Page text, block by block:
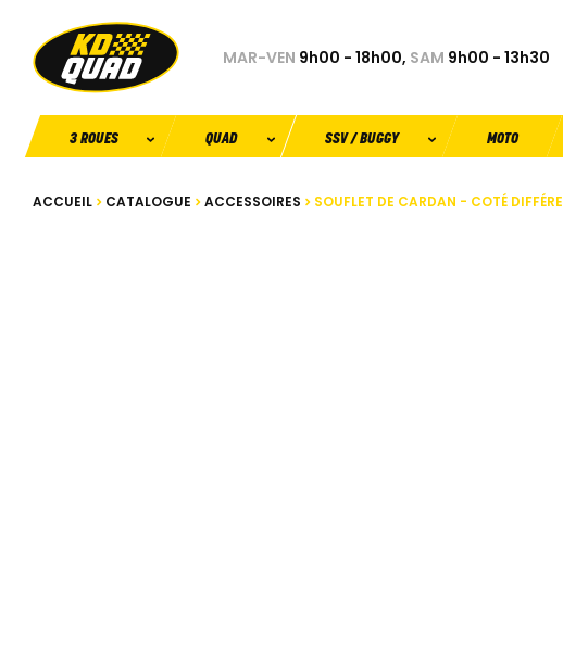
MAR-VEN 9h00 - 18h00, SAM 9h00 - 13h30
3 ROUES QUAD SSV / BUGGY MOTO
ACCUEIL CATALOGUE ACCESSOIRES SOUFLET DE CARDAN - COTÉ